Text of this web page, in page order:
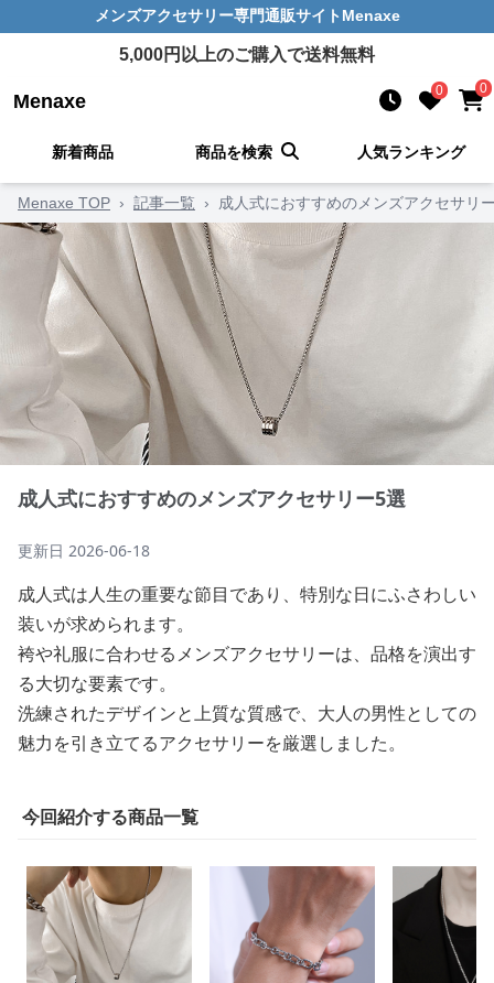
メンズアクセサリー専門通販サイト Menaxe
5,000円以上のご購入で送料無料
Menaxe 0 0
新着商品 商品を検索 人気ランキング
Menaxe TOP › 記事一覧 › 成人式におすすめのメンズアクセサリ
成人式におすすめのメンズアクセサリー5選
更新日 2026-06-18
成人式は人生の重要な節目であり、特別な日にふさわしい
装いが求められます。
袴や礼服に合わせるメンズアクセサリーは、品格を演出す
る大切な要素です。
洗練されたデザインと上質な質感で、大人の男性としての
魅力を引き立てるアクセサリーを厳選しました。
今回紹介する商品一覧